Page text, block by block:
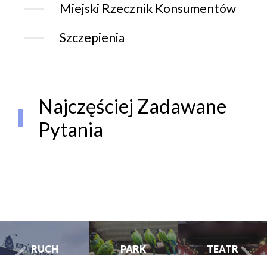
Miejski Rzecznik Konsumentów
Szczepienia
Najczęściej Zadawane
Pytania
RUCH
PARK
TEATR